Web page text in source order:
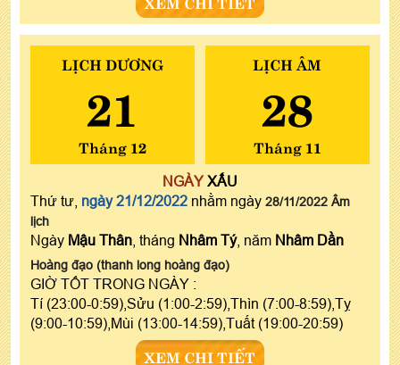
LỊCH DƯƠNG
21
Tháng 12
LỊCH ÂM
28
Tháng 11
NGÀYXẤU
Thứ tư, ngày 21/12/2022 nhằm ngày 28/11/2022 Âm
lịch
Ngày Mậu Thân , tháng Nhâm Tý, năm Nhâm Dần
Hoàng đạo (thanh long hoàng đạo)
GIỜ TỐT TRONG NGÀY :
Tí (23:00-0:59),Sửu (1:00-2:59),Thìn (7:00-8:59),Tỵ
(9:00-10:59),Mùi (13:00-14:59),Tuất (19:00-20:59)
XEM CHI TIẾT